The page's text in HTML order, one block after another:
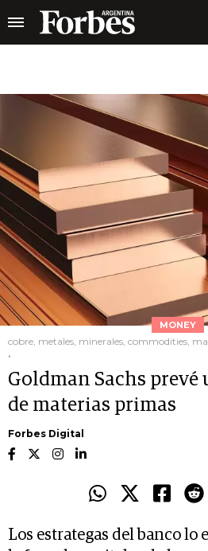
MONEY
cobre, metales, minerales, commodities,
.
Goldman Sachs prevé
de materias primas
Forbes Digital
Los estrategas del banco lo